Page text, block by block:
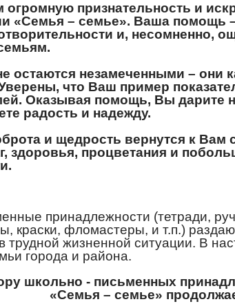
признательность и
«Семья – семье». Ваша помощь
и, несомненно,
остаются незамеченными – они
что Ваш пример
Оказывая помощь, Вы дарите
радость и надежду.
и щедрость вернутся к Вам
здоровья, процветания и
принадлежности (тетради,
краски, фломастеры, и т.п.)
трудной жизненной ситуации. В
города и района.
школьно - письменных
«Семья – семье»